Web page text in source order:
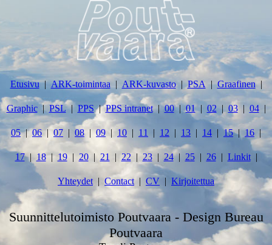
Etusivu ARK-toimintaa ARK-kuvasto PSA Graafinen
Graphic PSL PPS PPS intranet 00 01 02 03 04
05 06 07 08 09 10 11 12 13 14 15 16
17 18 19 20 21 22 23 24 25 26 Linkit
Yhteydet Contact CV Kirjoitettua
Suunnittelutoimisto Poutvaara - Design Bureau
Poutvaara